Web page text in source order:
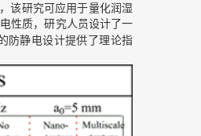
该研究可应用于量化润湿
性质，研究人员设计了一
防静电设计提供了理论指